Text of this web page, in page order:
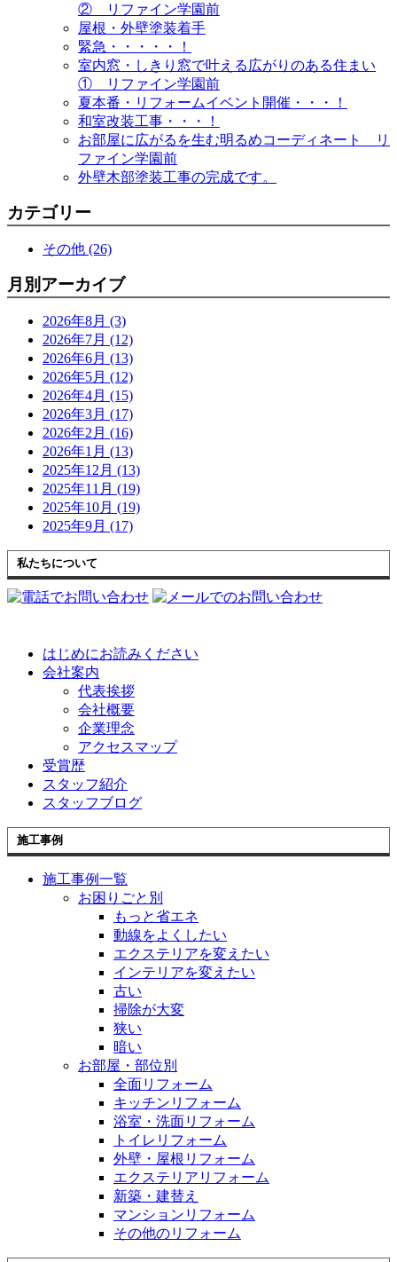
② リファイン学園前
屋根・外壁塗装着手
緊急・・・・・！
室内窓・しきり窓で叶える広がりのある住まい
① リファイン学園前
夏本番・リフォームイベント開催・・・！
和室改装工事・・・！
お部屋に広がるを生む明るめコーディネート リ
ファイン学園前
外壁木部塗装工事の完成です。
カテゴリー
その他 (26)
月別アーカイブ
2026年8月 (3)
2026年7月 (12)
2026年6月 (13)
2026年5月 (12)
2026年4月 (15)
2026年3月 (17)
2026年2月 (16)
2026年1月 (13)
2025年12月 (13)
2025年11月 (19)
2025年10月 (19)
2025年9月 (17)
私たちについて
はじめにお読みください
会社案内
代表挨拶
会社概要
企業理念
アクセスマップ
受賞歴
スタッフ紹介
スタッフブログ
施工事例
施工事例一覧
お困りごと別
もっと省エネ
動線をよくしたい
エクステリアを変えたい
インテリアを変えたい
古い
掃除が大変
狭い
暗い
お部屋・部位別
全面リフォーム
キッチンリフォーム
浴室・洗面リフォーム
トイレリフォーム
外壁・屋根リフォーム
エクステリアリフォーム
新築・建替え
マンションリフォーム
その他のリフォーム